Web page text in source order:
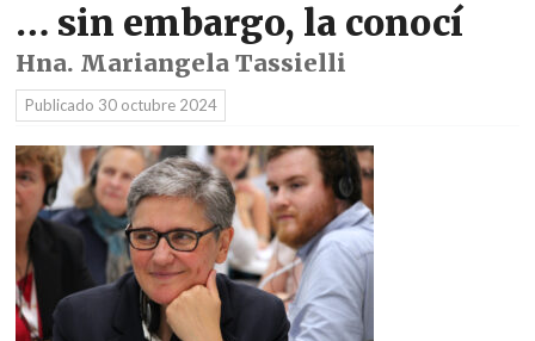
… sin embargo, la conocí
Hna. Mariangela Tassielli
Publicado 30 octubre 2024